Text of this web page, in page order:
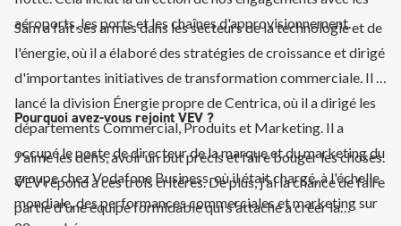
aéroports, les ports et les chaînes d'approvisionnement.
Sam a fait ses armes dans les secteurs de la technologie et de
l'énergie, où il a élaboré des stratégies de croissance et dirigé
d'importantes initiatives de transformation commerciale. Il a
lancé la division Énergie propre de Centrica, où il a dirigé les
départements Commercial, Produits et Marketing. Il a
occupé le poste de directeur de la marque et du marketing du
groupe chez Vodafone Business, où il était chargé, à l'échelle
mondiale, des performances commerciales et marketing sur
Pourquoi avez-vous rejoint VEV ?
J'aime les défis, avoir un but précis et faire bouger les choses.
VEV répond à ces trois critères. De plus, j'ai la chance de faire
partie d'une équipe formidable qui s'attache à créer la